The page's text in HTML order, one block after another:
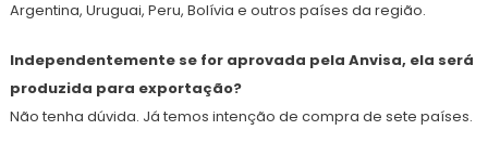
Argentina, Uruguai, Peru, Bolívia e outros países da região.
Independentemente se for aprovada pela Anvisa, ela será
produzida para exportação?
Não tenha dúvida. Já temos intenção de compra de sete países.